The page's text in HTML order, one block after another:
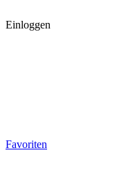
Einloggen
Favoriten